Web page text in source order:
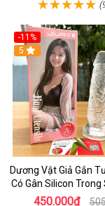
-11%
5
Dương Vật Giả Gắn
Có Gân Silicon Trong
Mềm
450.000₫